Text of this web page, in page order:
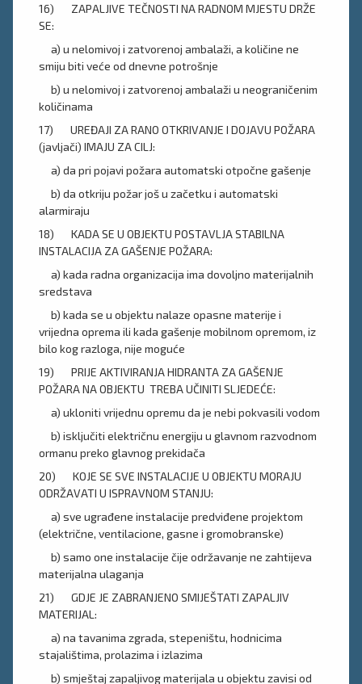
16) ZAPALJIVE TEČNOSTI NA RADNOM MJESTU DRŽE
SE:
a) u nelomivoj i zatvorenoj ambalaži, a količine ne
smiju biti veće od dnevne potrošnje
b) u nelomivoj i zatvorenoj ambalaži u neograničenim
količinama
17) UREĐAJI ZA RANO OTKRIVANJE I DOJAVU POŽARA
(javljači) IMAJU ZA CILJ:
a) da pri pojavi požara automatski otpočne gašenje
b) da otkriju požar još u začetku i automatski
alarmiraju
18) KADA SE U OBJEKTU POSTAVLJA STABILNA
INSTALACIJA ZA GAŠENJE POŽARA:
a) kada radna organizacija ima dovoljno materijalnih
sredstava
b) kada se u objektu nalaze opasne materije i
vrijedna oprema ili kada gašenje mobilnom opremom, iz
bilo kog razloga, nije moguće
19) PRIJE AKTIVIRANJA HIDRANTA ZA GAŠENJE
POŽARA NA OBJEKTU TREBA UČINITI SLJEDEĆE:
a) ukloniti vrijednu opremu da je nebi pokvasili vodom
b) isključiti električnu energiju u glavnom razvodnom
ormanu preko glavnog prekidača
20) KOJE SE SVE INSTALACIJE U OBJEKTU MORAJU
ODRŽAVATI U ISPRAVNOM STANJU:
a) sve ugrađene instalacije predviđene projektom
(električne, ventilacione, gasne i gromobranske)
b) samo one instalacije čije održavanje ne zahtijeva
materijalna ulaganja
21) GDJE JE ZABRANJENO SMIJEŠTATI ZAPALJIV
MATERIJAL:
a) na tavanima zgrada, stepeništu, hodnicima
stajalištima, prolazima i izlazima
b) smještaj zapaljivog materijala u objektu zavisi od